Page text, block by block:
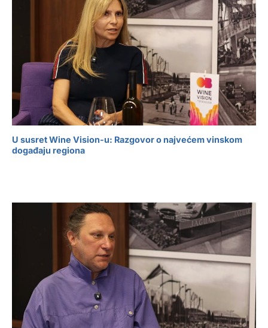
U susret Wine Vision-u: Razgovor o najvećem vinskom
događaju regiona